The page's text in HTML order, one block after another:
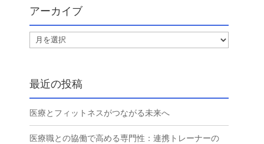
アーカイブ
ー
イ
ブ
最近の投稿
医療とフィットネスがつながる未来へ
医療職との協働で高める専門性：連携トレーナーの